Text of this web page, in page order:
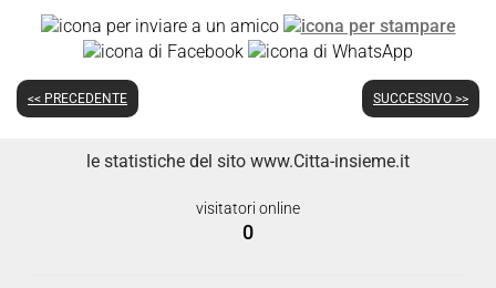
<< PRECEDENTE SUCCESSIVO >>
le statistiche del sito www.Citta-insieme.it
visitatori online
0